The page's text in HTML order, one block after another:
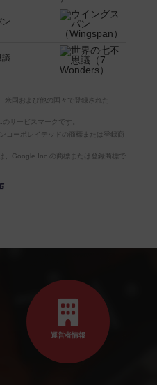
ン
議
国および他の国々で登録された
サービスマークです。
コーポレイテッドの商標または登録商
、Google Inc.の商標または登録商標で
運営者情報